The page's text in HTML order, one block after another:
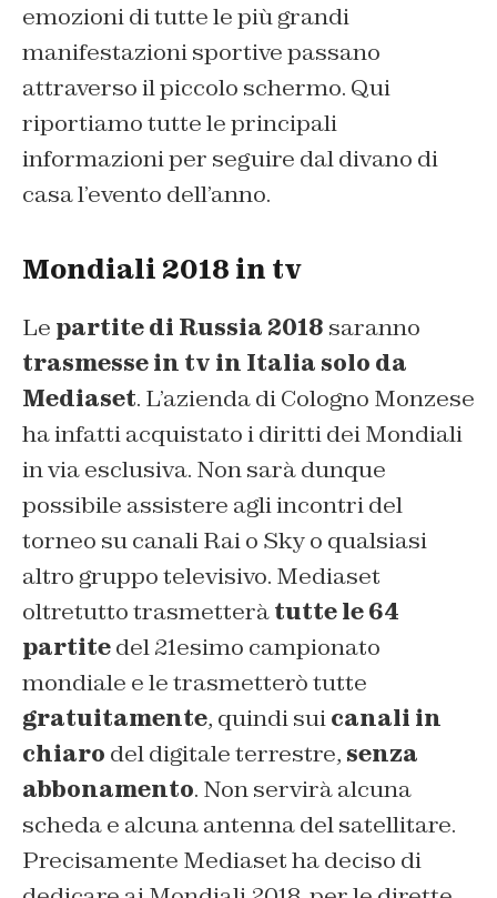
emozioni di tutte le più grandi
manifestazioni sportive passano
attraverso il piccolo schermo. Qui
riportiamo tutte le principali
informazioni per seguire dal divano di
casa l’evento dell’anno.
Mondiali 2018 in tv
Le partite di Russia 2018 saranno
trasmesse in tv in Italia solo da
Mediaset. L’azienda di Cologno Monzese
ha infatti acquistato i diritti dei Mondiali
in via esclusiva. Non sarà dunque
possibile assistere agli incontri del
torneo su canali Rai o Sky o qualsiasi
altro gruppo televisivo. Mediaset
oltretutto trasmetteràtutte le 64
partitedel 21esimo campionato
mondiale e le trasmetterò tutte
gratuitamente, quindi suicanali in
chiaro del digitale terrestre, senza
abbonamento. Non servirà alcuna
scheda e alcuna antenna del satellitare.
Precisamente Mediaset ha deciso di